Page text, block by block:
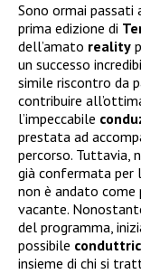
Sono ormai passati
prima edizione di
dell’amato reality
un successo
simile riscontro da
contribuire
l’impeccabile
prestata ad
percorso. Tuttavia,
già confermata per
non è andato
vacante.
del programma,
possibile
insieme di chi si